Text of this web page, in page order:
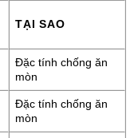
TẠI SAO
Đặc tính chống ăn
mòn
Đặc tính chống ăn
mòn